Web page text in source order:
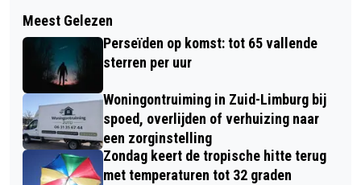
Meest Gelezen
Perseïden op komst: tot 65 vallende
sterren per uur
Woningontruiming in Zuid-Limburg bij
spoed, overlijden of verhuizing naar
een zorginstelling
Zondag keert de tropische hitte terug
met temperaturen tot 32 graden